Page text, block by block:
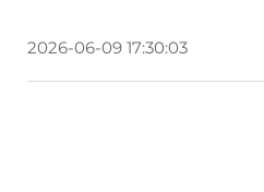
2026-06-09 17:30:03